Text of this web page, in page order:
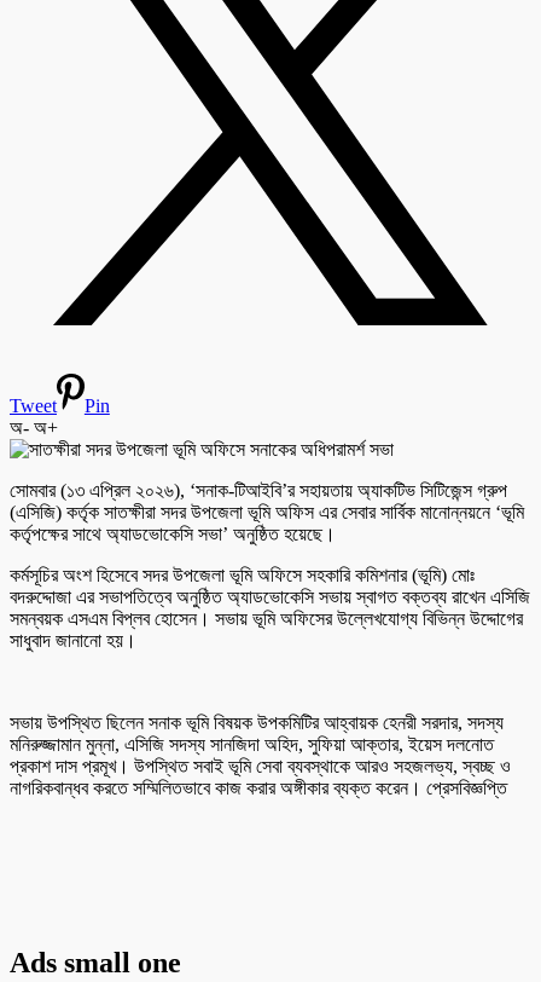
Tweet
Pin
অ- অ+
সোমবার (১৩ এপ্রিল ২০২৬), ‘সনাক-টিআইবি’র সহায়তায় অ্যাকটিভ সিটিজেন্স গ্রুপ
(এসিজি) কর্তৃক সাতক্ষীরা সদর উপজেলা ভূমি অফিস এর সেবার সার্বিক মানোন্নয়নে ‘ভূমি
কর্তৃপক্ষের সাথে অ্যাডভোকেসি সভা’ অনুষ্ঠিত হয়েছে।
কর্মসূচির অংশ হিসেবে সদর উপজেলা ভূমি অফিসে সহকারি কমিশনার (ভূমি) মোঃ
বদরুদ্দোজা এর সভাপতিত্বে অনুষ্ঠিত অ্যাডভোকেসি সভায় স্বাগত বক্তব্য রাখেন এসিজি
সমন্বয়ক এসএম বিপ্লব হোসেন। সভায় ভূমি অফিসের উল্লেখযোগ্য বিভিন্ন উদ্দোগের
সাধুবাদ জানানো হয়।
সভায় উপস্থিত ছিলেন সনাক ভূমি বিষয়ক উপকমিটির আহ্বায়ক হেনরী সরদার, সদস্য
মনিরুজ্জামান মুন্না, এসিজি সদস্য সানজিদা অহিদ, সুফিয়া আক্তার, ইয়েস দলনোত
প্রকাশ দাস প্রমূখ। উপস্থিত সবাই ভূমি সেবা ব্যবস্থাকে আরও সহজলভ্য, স্বচ্ছ ও
নাগরিকবান্ধব করতে সম্মিলিতভাবে কাজ করার অঙ্গীকার ব্যক্ত করেন। প্রেসবিজ্ঞপ্তি
Ads small one